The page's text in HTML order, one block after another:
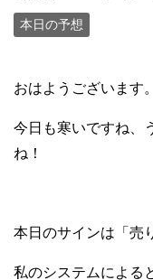
本日の予想
おはようございます。
今日も寒いですね、
ね！
本日のサインは「売
私のシステムによる